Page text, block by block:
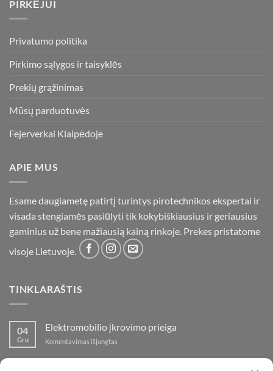
PIRKĖJUI
Privatumo politika
Pirkimo sąlygos ir taisyklės
Prekių grąžinimas
Mūsų parduotuvės
Fejerverkai Klaipėdoje
APIE MUS
Esame daugiametę patirtį turintys pirotechnikos ekspertai ir
visada stengiamės pasiūlyti tik kokybiškiausius ir geriausius
gaminius už bene mažiausią kainą rinkoje. Prekes pristatome
visoje Lietuvoje.
TINKLARAŠTIS
04
Gru
Elektromobilio įkrovimo prieiga
Komentavimas išjungtas